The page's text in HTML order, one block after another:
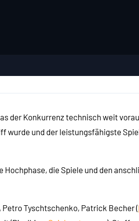
der Konkurrenz technisch weit
und der leistungsfähigste
Hochphase, die Spiele und den
Tyschtschenko, Patrick Becher (